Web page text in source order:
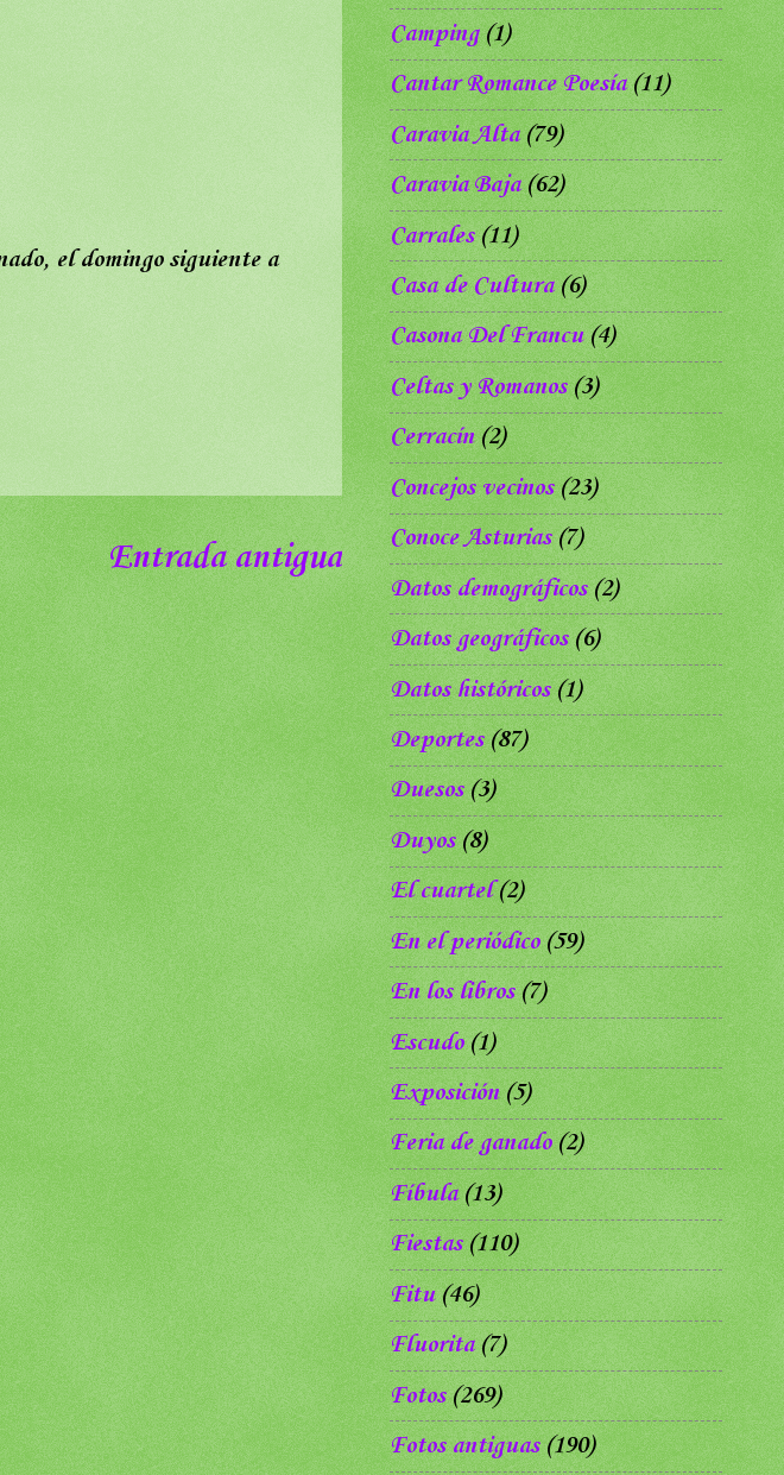
el domingo siguiente a
Entrada antigua
Camping (1)
Cantar Romance Poesía (11)
Caravia Alta (79)
Caravia Baja (62)
Carrales (11)
Casa de Cultura (6)
Casona Del Francu (4)
Celtas y Romanos (3)
Cerracín (2)
Concejos vecinos (23)
Conoce Asturias (7)
Datos demográficos (2)
Datos geográficos (6)
Datos históricos (1)
Deportes (87)
Duesos (3)
Duyos (8)
El cuartel (2)
En el periódico (59)
En los libros (7)
Escudo (1)
Exposición (5)
Feria de ganado (2)
Fíbula (13)
Fiestas (110)
Fitu (46)
Fluorita (7)
Fotos (269)
Fotos antiguas (190)